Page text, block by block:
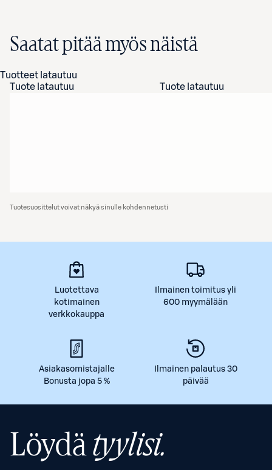
Saatat pitää myös näistä
Tuotteet latautuu
Tuote latautuu
Tuote latautuu
Tuotesuosittelut voivat näkyä sinulle kohdennetusti
Luotettava
kotimainen
verkkokauppa
Ilmainen toimitus yli
600 myymälään
Asiakasomistajalle
Bonusta jopa 5 %
Ilmainen palautus 30
päivää
Löydätyylisi.